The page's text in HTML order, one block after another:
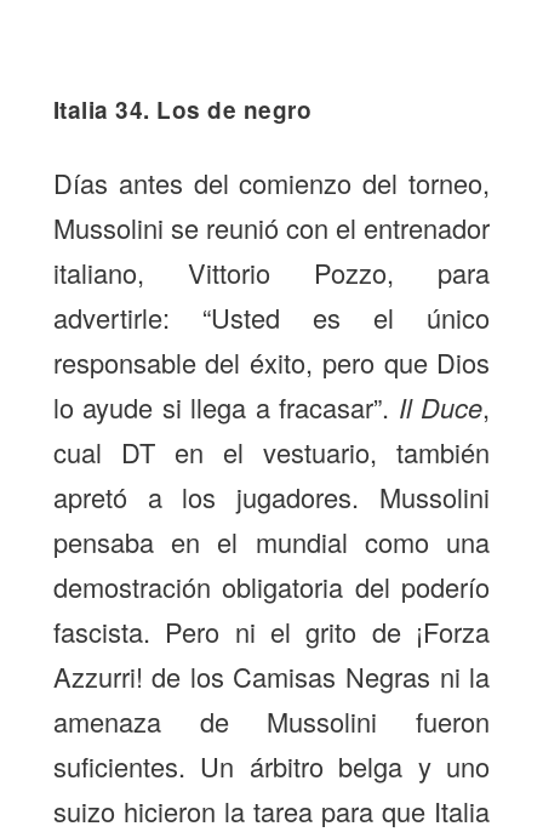
Italia 34. Los de negro
Días antes del comienzo del torneo,
Mussolini se reunió con el entrenador
italiano, Vittorio Pozzo, para
advertirle: “Usted es el único
responsable del éxito, pero que Dios
lo ayude si llega a fracasar”. Il Duce,
cual DT en el vestuario, también
apretó a los jugadores. Mussolini
pensaba en el mundial como una
demostración obligatoria del poderío
fascista. Pero ni el grito de ¡Forza
Azzurri! de los Camisas Negras ni la
amenaza de Mussolini fueron
suficientes. Un árbitro belga y uno
suizo hicieron la tarea para que Italia